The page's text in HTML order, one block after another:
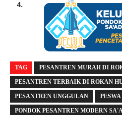
TAG PESANTREN MURAH DI
PESANTREN TERBAIK DI ROKAN
PESANTREN UNGGULAN PESWA
PONDOK PESANTREN MODERN